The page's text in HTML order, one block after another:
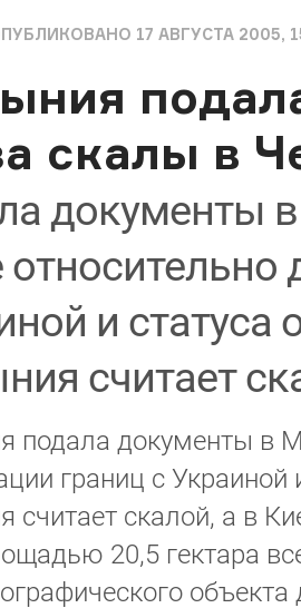
17 АВГУСТА 2005,
скалы в
документы
и
считает
подала документы в
границ с Украиной
считает скалой, а в
20,5 гектара